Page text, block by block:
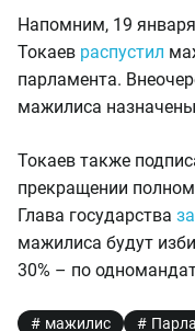
Напомним, 19
Токаев распустил
парламента.
мажилиса
Токаев также
прекращении
Глава государства
мажилиса будут
30% – по
мажилис